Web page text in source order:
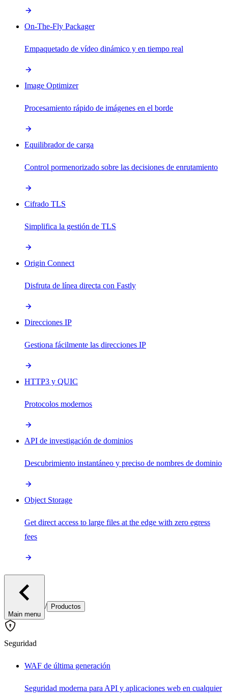
On-The-Fly Packager
Empaquetado de vídeo dinámico y en tiempo real
Image Optimizer
Procesamiento rápido de imágenes en el borde
Equilibrador de carga
Control pormenorizado sobre las decisiones de enrutamiento
Cifrado TLS
Simplifica la gestión de TLS
Origin Connect
Disfruta de línea directa con Fastly
Direcciones IP
Gestiona fácilmente las direcciones IP
HTTP3 y QUIC
Protocolos modernos
API de investigación de dominios
Descubrimiento instantáneo y preciso de nombres de dominio
Object Storage
Get direct access to large files at the edge with zero egress
fees
Main menu
/ Productos
Seguridad
WAF de última generación
Seguridad moderna para API y aplicaciones web en cualquier